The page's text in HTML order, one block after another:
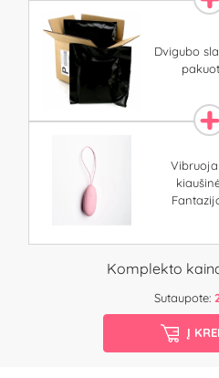
Dvigubo
Komplekto
Sutaupote:
Į